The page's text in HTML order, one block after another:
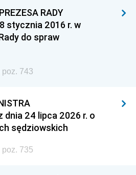
RADY
stycznia 2016 r. w
do spraw
poz. 743
dnia 24 lipca 2026 r. o
sędziowskich
735